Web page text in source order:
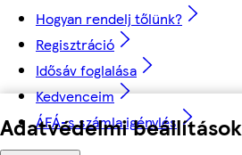
Adatvédelmi beállítások
Hogyan rendelj tőlünk?
Regisztráció
Idősáv foglalása
Kedvenceim
ÁFÁ-s számla igénylés